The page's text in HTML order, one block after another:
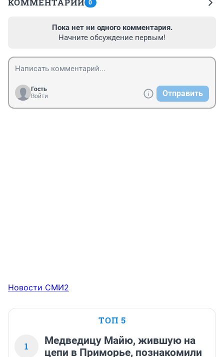
КОММЕНТАРИИ 0
Пока нет ни одного комментария.
Начните обсуждение первым!
Гость
Войти
Отправить
Новости СМИ2
ТОП 5
1
Медведицу Майю, жившую на
цепи в Приморье, познакомили